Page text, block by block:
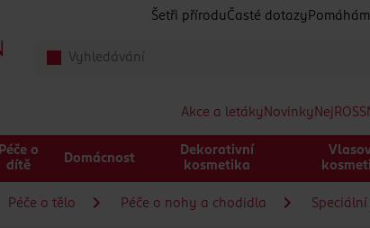
Šetři přírodu Časté dotazy
Akce a letáky Novinky Nej
Péče o
dítě
Domácnost
Dekorativní
kosmetika
Péče o tělo Péče o nohy a chodidla